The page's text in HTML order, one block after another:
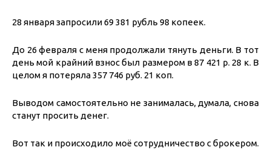
28 января запросили 69 381 рубль 98 копеек.
До 26 февраля с меня продолжали тянуть деньги. В тот
день мой крайний взнос был размером в 87 421 р. 28 к. В
целом я потеряла 357 746 руб. 21 коп.
Выводом самостоятельно не занималась, думала, снова
станут просить денег.
Вот так и происходило моё сотрудничество с брокером.